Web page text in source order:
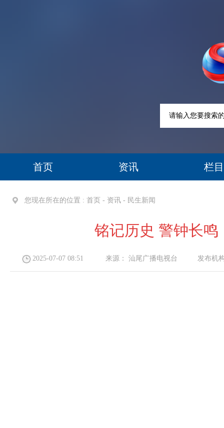
首页 资讯 栏目
您现在所在的位置 : 首页 - 资讯 - 民生新闻
铭记历史 警钟长鸣
2025-07-07 08:51 来源： 汕尾广播电视台 发布机构